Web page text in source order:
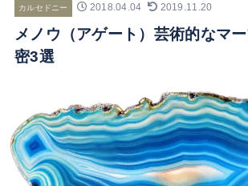
カルセドニー 2018.04.04 2019.11.20
メノウ（アゲート）芸術的なマ
密3選